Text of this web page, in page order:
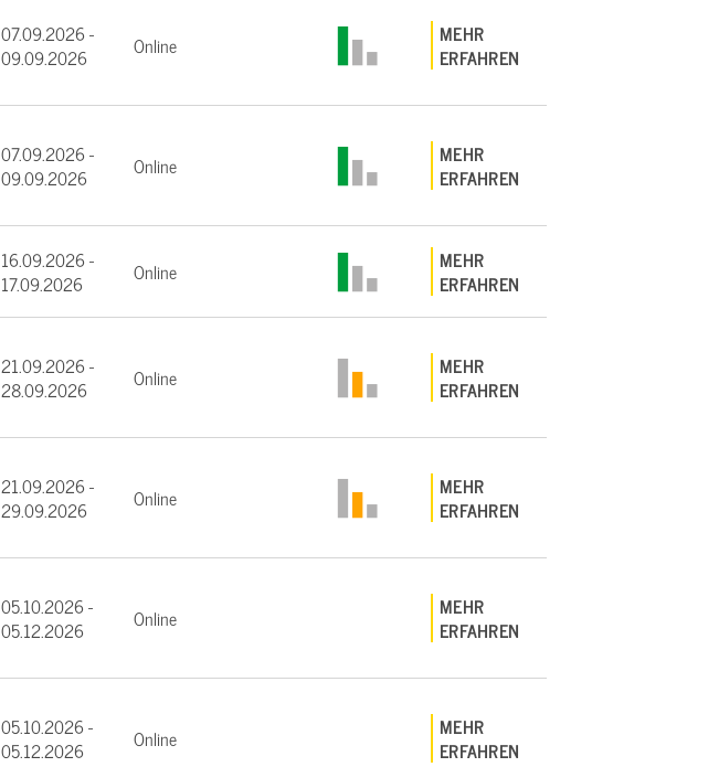
07.09.2026 -
09.09.2026
Online
MEHR
ERFAHREN
07.09.2026 -
09.09.2026
Online
MEHR
ERFAHREN
16.09.2026 -
17.09.2026
Online
MEHR
ERFAHREN
21.09.2026 -
28.09.2026
Online
MEHR
ERFAHREN
21.09.2026 -
29.09.2026
Online
MEHR
ERFAHREN
05.10.2026 -
05.12.2026
Online
MEHR
ERFAHREN
05.10.2026 -
05.12.2026
Online
MEHR
ERFAHREN